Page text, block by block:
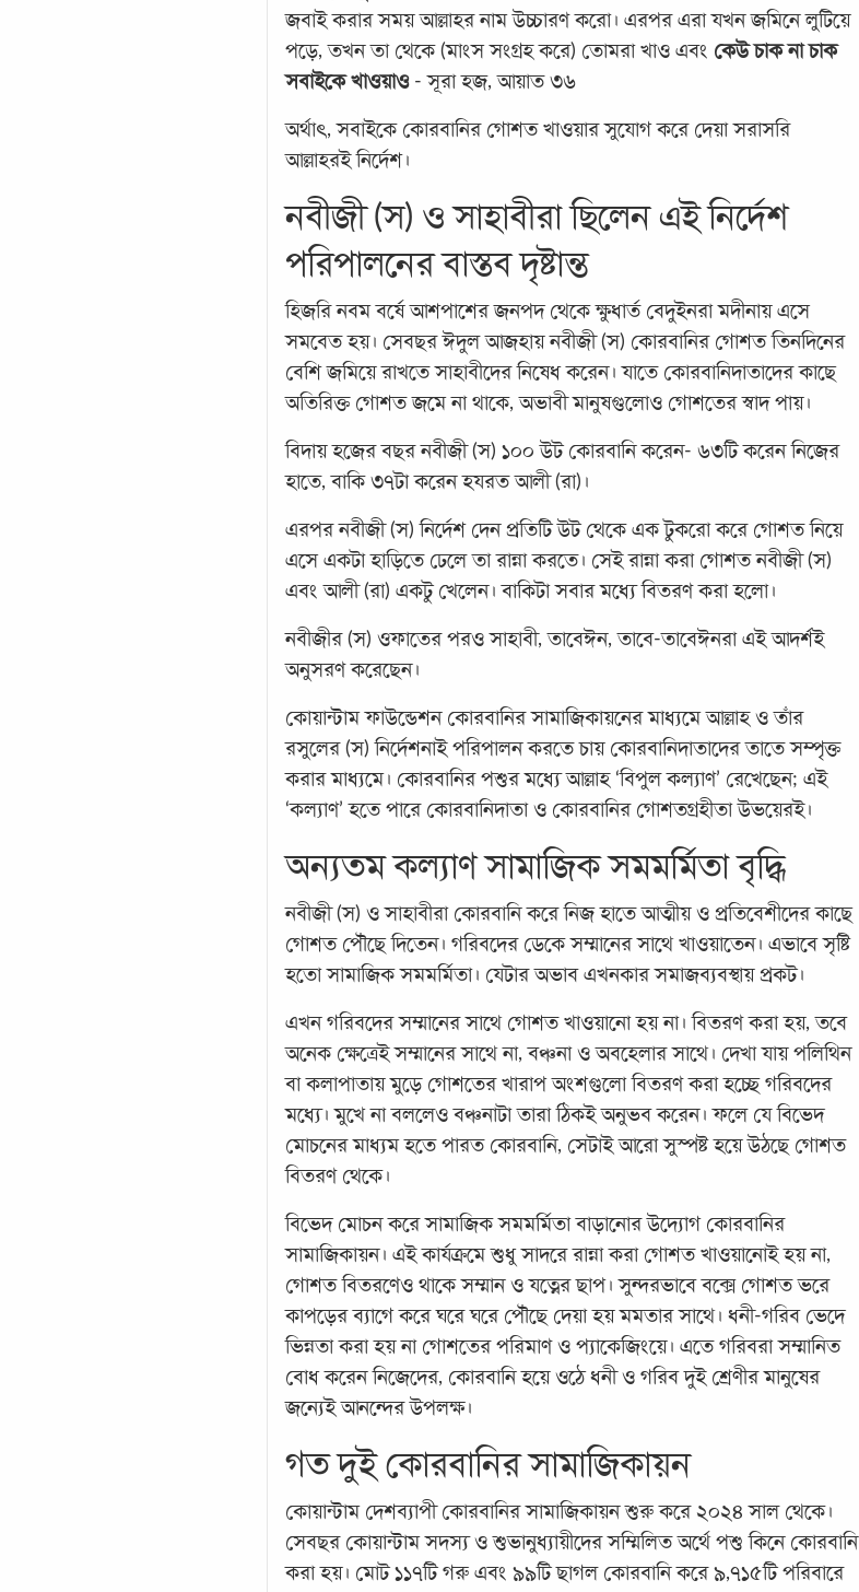
জবাই করার সময় আল্লাহর নাম উচ্চারণ করো। এরপর এরা যখন জমিনে লুটিয়ে
পড়ে, তখন তা থেকে (মাংস সংগ্রহ করে) তোমরা খাও এবং কেউ চাক না চাক
সবাইকে খাওয়াও- সূরা হজ, আয়াত ৩৬
অর্থাৎ, সবাইকে কোরবানির গোশত খাওয়ার সুযোগ করে দেয়া সরাসরি
আল্লাহরই নির্দেশ।
নবীজী (স) ও সাহাবীরা ছিলেন এই নির্দেশ
পরিপালনের বাস্তব দৃষ্টান্ত
হিজরি নবম বর্ষে আশপাশের জনপদ থেকে ক্ষুধার্ত বেদুইনরা মদীনায় এসে
সমবেত হয়। সেবছর ঈদুল আজহায় নবীজী (স) কোরবানির গোশত তিনদিনের
বেশি জমিয়ে রাখতে সাহাবীদের নিষেধ করেন। যাতে কোরবানিদাতাদের কাছে
অতিরিক্ত গোশত জমে না থাকে, অভাবী মানুষগুলোও গোশতের স্বাদ পায়।
বিদায় হজের বছর নবীজী (স) ১০০ উট কোরবানি করেন- ৬৩টি করেন নিজের
হাতে, বাকি ৩৭টা করেন হযরত আলী (রা)।
এরপর নবীজী (স) নির্দেশ দেন প্রতিটি উট থেকে এক টুকরো করে গোশত নিয়ে
এসে একটা হাড়িতে ঢেলে তা রান্না করতে। সেই রান্না করা গোশত নবীজী (স)
এবং আলী (রা) একটু খেলেন। বাকিটা সবার মধ্যে বিতরণ করা হলো।
নবীজীর (স) ওফাতের পরও সাহাবী, তাবেঈন, তাবে-তাবেঈনরা এই আদর্শই
অনুসরণ করেছেন।
কোয়ান্টাম ফাউন্ডেশন কোরবানির সামাজিকায়নের মাধ্যমে আল্লাহ ও তাঁর
রসুলের (স) নির্দেশনাই পরিপালন করতে চায় কোরবানিদাতাদের তাতে সম্পৃক্ত
করার মাধ্যমে। কোরবানির পশুর মধ্যে আল্লাহ ‘বিপুল কল্যাণ’ রেখেছেন; এই
‘কল্যাণ’ হতে পারে কোরবানিদাতা ও কোরবানির গোশতগ্রহীতা উভয়েরই।
অন্যতম কল্যাণ সামাজিক সমমর্মিতা বৃদ্ধি
নবীজী (স) ও সাহাবীরা কোরবানি করে নিজ হাতে আত্মীয় ও প্রতিবেশীদের কাছে
গোশত পৌঁছে দিতেন। গরিবদের ডেকে সম্মানের সাথে খাওয়াতেন। এভাবে সৃষ্টি
হতো সামাজিক সমমর্মিতা। যেটার অভাব এখনকার সমাজব্যবস্থায় প্রকট।
এখন গরিবদের সম্মানের সাথে গোশত খাওয়ানো হয় না। বিতরণ করা হয়, তবে
অনেক ক্ষেত্রেই সম্মানের সাথে না, বঞ্চনা ও অবহেলার সাথে। দেখা যায় পলিথিন
বা কলাপাতায় মুড়ে গোশতের খারাপ অংশগুলো বিতরণ করা হচ্ছে গরিবদের
মধ্যে। মুখে না বললেও বঞ্চনাটা তারা ঠিকই অনুভব করেন। ফলে যে বিভেদ
মোচনের মাধ্যম হতে পারত কোরবানি, সেটাই আরো সুস্পষ্ট হয়ে উঠছে গোশত
বিতরণ থেকে।
বিভেদ মোচন করে সামাজিক সমমর্মিতা বাড়ানোর উদ্যোগ কোরবানির
সামাজিকায়ন। এই কার্যক্রমে শুধু সাদরে রান্না করা গোশত খাওয়ানোই হয় না,
গোশত বিতরণেও থাকে সম্মান ও যত্নের ছাপ। সুন্দরভাবে বক্সে গোশত ভরে
কাপড়ের ব্যাগে করে ঘরে ঘরে পৌঁছে দেয়া হয় মমতার সাথে। ধনী-গরিব ভেদে
ভিন্নতা করা হয় না গোশতের পরিমাণ ও প্যাকেজিংয়ে। এতে গরিবরা সম্মানিত
বোধ করেন নিজেদের, কোরবানি হয়ে ওঠে ধনী ও গরিব দুই শ্রেণীর মানুষের
জন্যেই আনন্দের উপলক্ষ।
গত দুই কোরবানির সামাজিকায়ন
কোয়ান্টাম দেশব্যাপী কোরবানির সামাজিকায়ন শুরু করে ২০২৪ সাল থেকে।
সেবছর কোয়ান্টাম সদস্য ও শুভানুধ্যায়ীদের সম্মিলিত অর্থে পশু কিনে কোরবানি
করা হয়। মোট ১১৭টি গরু এবং ৯৯টি ছাগল কোরবানি করে ৯,৭১৫টি পরিবারে